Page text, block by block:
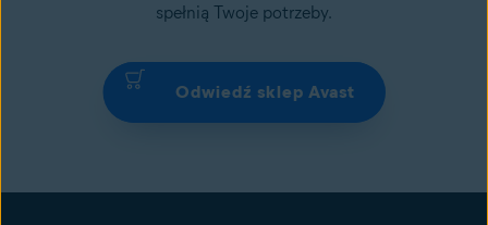
spełnią Twoje potrzeby.
Odwiedź sklep Avast